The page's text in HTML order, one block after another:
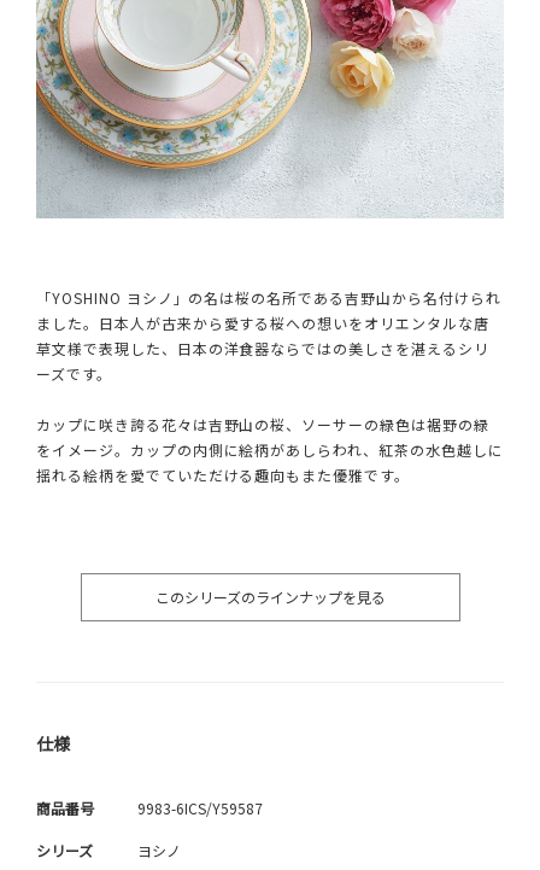
「YOSHINO ヨシノ」の名は桜の名所である吉野山から名付けられ
ました。日本人が古来から愛する桜への想いをオリエンタルな唐
草文様で表現した、日本の洋食器ならではの美しさを湛えるシリ
ーズです。
カップに咲き誇る花々は吉野山の桜、ソーサーの緑色は裾野の緑
をイメージ。カップの内側に絵柄があしらわれ、紅茶の水色越しに
揺れる絵柄を愛でていただける趣向もまた優雅です。
このシリーズのラインナップを見る
仕様
商品番号 9983-6ICS/Y59587
シリーズ ヨシノ